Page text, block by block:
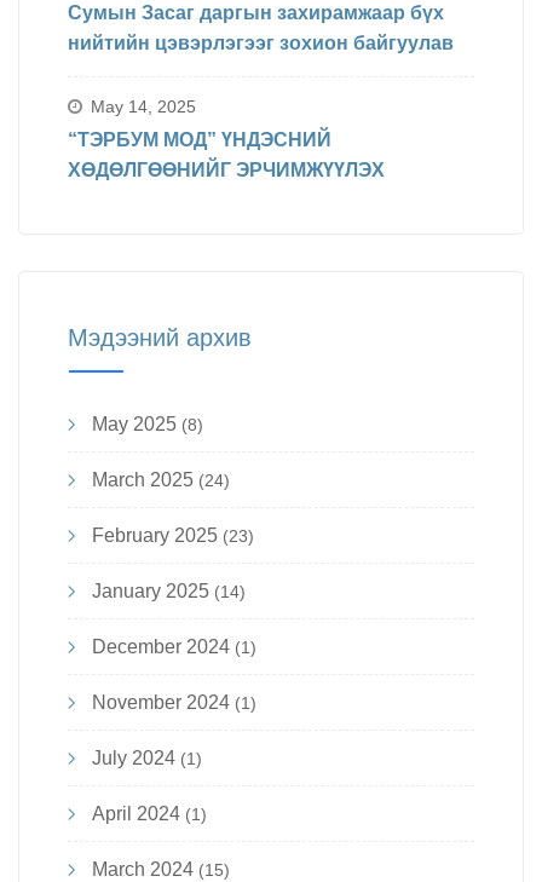
Сумын Засаг даргын захирамжаар бүх
нийтийн цэвэрлэгээг зохион байгуулав
May 14, 2025
“ТЭРБУМ МОД” ҮНДЭСНИЙ
ХӨДӨЛГӨӨНИЙГ ЭРЧИМЖҮҮЛЭХ
Мэдээний архив
May 2025 (8)
March 2025 (24)
February 2025 (23)
January 2025 (14)
December 2024 (1)
November 2024 (1)
July 2024 (1)
April 2024 (1)
March 2024 (15)